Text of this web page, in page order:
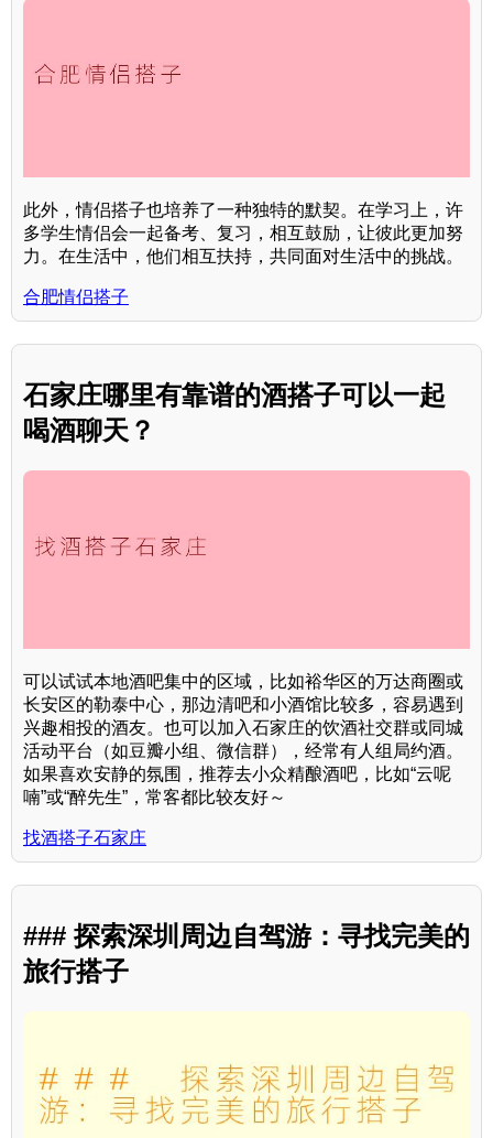
此外，情侣搭子也培养了一种独特的默契。在学习上，许
多学生情侣会一起备考、复习，相互鼓励，让彼此更加努
力。在生活中，他们相互扶持，共同面对生活中的挑战。
合肥情侣搭子
石家庄哪里有靠谱的酒搭子可以一起
喝酒聊天？
可以试试本地酒吧集中的区域，比如裕华区的万达商圈或
长安区的勒泰中心，那边清吧和小酒馆比较多，容易遇到
兴趣相投的酒友。也可以加入石家庄的饮酒社交群或同城
活动平台（如豆瓣小组、微信群），经常有人组局约酒。
如果喜欢安静的氛围，推荐去小众精酿酒吧，比如“云呢
喃”或“醉先生”，常客都比较友好～
找酒搭子石家庄
### 探索深圳周边自驾游：寻找完美的
旅行搭子